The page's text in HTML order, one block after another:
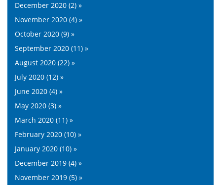
December 2020 (2) »
November 2020 (4) »
October 2020 (9) »
September 2020 (11) »
August 2020 (22) »
July 2020 (12) »
June 2020 (4) »
May 2020 (3) »
March 2020 (11) »
February 2020 (10) »
January 2020 (10) »
December 2019 (4) »
November 2019 (5) »